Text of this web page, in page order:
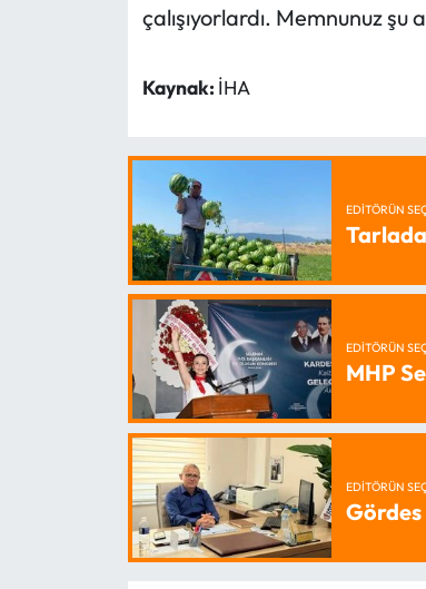
çalışıyorlardı. Memnunuz
Kaynak: İHA
EDITÖRÜN
EDITÖRÜN
MHP
EDITÖRÜN